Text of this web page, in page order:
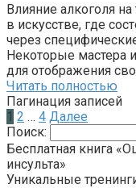
Влияние алкоголя
в искусстве, где
через
Некоторые мастера
для отображения
Читать полностью
Пагинация записей
1 2 … 4 Далее
Поиск:
Бесплатная книга
инсульта»
Уникальные